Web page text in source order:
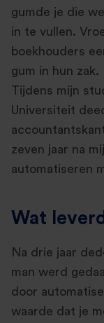
gumde je die
in te vullen.
boekhouders
gum in hun zak.
Tijdens mijn
Universiteit
zeven jaar na
automatiseren
Wat
Na drie jaar
man werd
door
waarde dat je